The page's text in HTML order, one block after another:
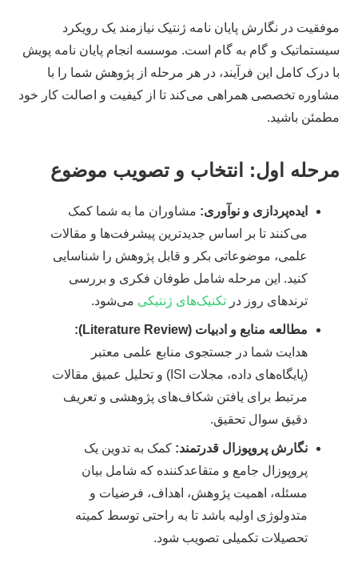
موفقیت در نگارش پایان نامه ژنتیک نیازمند یک رویکرد
سیستماتیک و گام به گام است. موسسه انجام پایان نامه پویش
با درک کامل این فرآیند، در هر مرحله از پژوهش شما را با
مشاوره تخصصی همراهی می‌کند تا از کیفیت و اصالت کار خود
مطمئن باشید.
مرحله اول: انتخاب و تصویب موضوع
ایده‌پردازی و نوآوری: مشاوران ما به شما کمک
می‌کنند تا بر اساس جدیدترین پیشرفت‌ها و مقالات
علمی، موضوعاتی بکر و قابل پژوهش را شناسایی
کنید. این مرحله شامل طوفان فکری و بررسی
ترندهای روز در تکنیک‌های ژنتیکی می‌شود.
مطالعه منابع و ادبیات (Literature Review):
هدایت شما در جستجوی منابع علمی معتبر
(پایگاه‌های داده، مجلات ISI) و تحلیل عمیق مقالات
مرتبط برای یافتن شکاف‌های پژوهشی و تعریف
دقیق سوال تحقیق.
نگارش پروپوزال قدرتمند: کمک به تدوین یک
پروپوزال جامع و متقاعدکننده که شامل بیان
مسئله، اهمیت پژوهش، اهداف، فرضیات و
متدولوژی اولیه باشد تا به راحتی توسط کمیته
تحصیلات تکمیلی تصویب شود.